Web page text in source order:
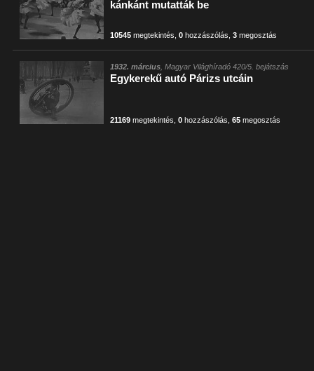
kánkánt mutatták be
10545 megtekintés ,0 hozzászólás ,3 megosztás
1932. március , Magyar Világhíradó 420/5. bejátszás
Egykerekű autó Párizs utcáin
21169 megtekintés ,0 hozzászólás ,65 megosztás